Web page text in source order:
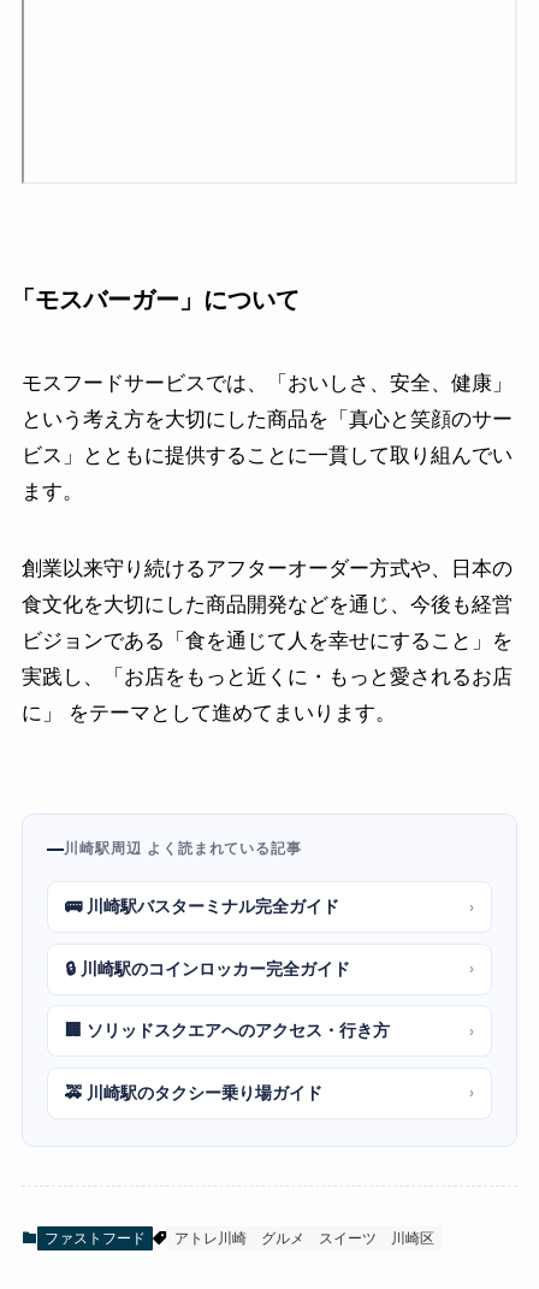
「モスバーガー 」について
モスフードサービスでは、「おいしさ、安全、健康」
という考え方を大切にした商品を「真心と笑顔のサー
ビス」とともに提供することに一貫して取り組んでい
ます。
創業以来守り続けるアフターオーダー方式や、日本の
食文化を大切にした商品開発などを通じ、今後も経営
ビジョンである「食を通じて人を幸せにすること」を
実践し、「お店をもっと近くに・もっと愛されるお店
に」 をテーマとして進めてまいります。
川崎駅周辺 よく読まれている記事
🚌 川崎駅バスターミナル完全ガイド ›
🔒 川崎駅のコインロッカー完全ガイド ›
🏢 ソリッドスクエアへのアクセス・行き方 ›
🚕 川崎駅のタクシー乗り場ガイド ›
ファストフード アトレ川崎 グルメ スイーツ 川崎区